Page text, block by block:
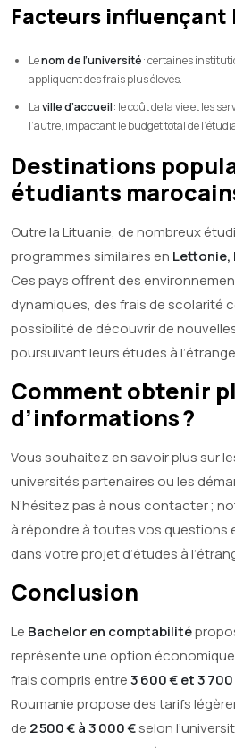
Facteurs influençant
Lenom de l’université: certaines
appliquent des frais plus élevés.
Laville d’accueil: le coût de la vie et les
l’autre, impactant le budget total de
Destinations
étudiants
Outre la Lituanie, de nombreux
programmes similaires en Lettonie,
Ces pays offrent des
dynamiques, des frais de scolarité
possibilité de découvrir de
poursuivant leurs études à
Comment obtenir
d’informations ?
Vous souhaitez en savoir plus sur
universités partenaires ou les
N’hésitez pas à nous contacter ;
à répondre à toutes vos questions
dans votre projet d’études à
Conclusion
Le Bachelor en comptabilité
représente une option
frais compris entre3 600 € et 3
Roumanie propose des tarifs
de 2 500 € à 3 000 €selon